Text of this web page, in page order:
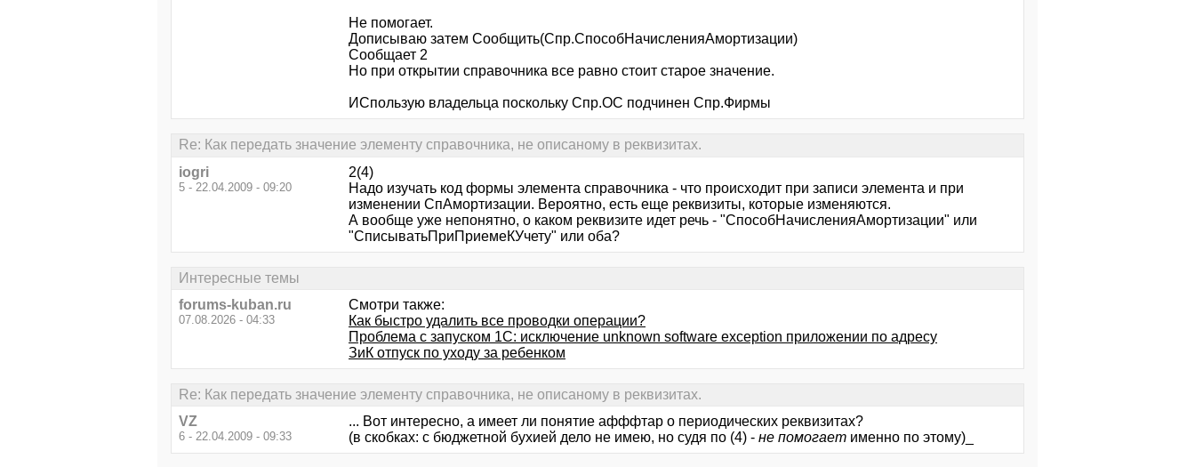
Не помогает.
Дописываю затем Сообщить(Спр.СпособНачисленияАмортизации)
Сообщает 2
Но при открытии справочника все равно стоит старое значение.
ИСпользую владельца поскольку Спр.ОС подчинен Спр.Фирмы
Re: Как передать значение элементу справочника, не описаному в реквизитах.
iogri
5 - 22.04.2009 - 09:20
2(4)
Надо изучать код формы элемента справочника - что происходит при записи элемента и при
изменении СпАмортизации. Вероятно, есть еще реквизиты, которые изменяются.
А вообще уже непонятно, о каком реквизите идет речь - "СпособНачисленияАмортизации" или
"СписыватьПриПриемеКУчету" или оба?
Интересные темы
forums-kuban.ru
07.08.2026 - 04:33
Смотри также:
Как быстро удалить все проводки операции?
Проблема с запуском 1С: исключение unknown software exception приложении по адресу
ЗиК отпуск по уходу за ребенком
Re: Как передать значение элементу справочника, не описаному в реквизитах.
VZ
6 - 22.04.2009 - 09:33
... Вот интересно, а имеет ли понятие афффтар о периодических реквизитах?
(в скобках: с бюджетной бухией дело не имею, но судя по (4) - не помогает именно по этому)_